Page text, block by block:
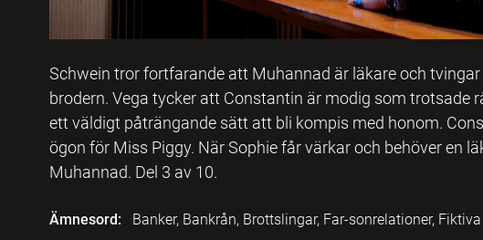
Schwein tror fortfarande att Muhannad är läkare och
brodern. Vega tycker att Constantin är modig som trotsade
ett väldigt påträngande sätt att bli kompis med honom.
ögon för Miss Piggy. När Sophie får värkar och behöver en
Muhannad. Del 3 av 10.
Ämnesord: Banker, Bankrån, Brottslingar, Far-sonrelationer,